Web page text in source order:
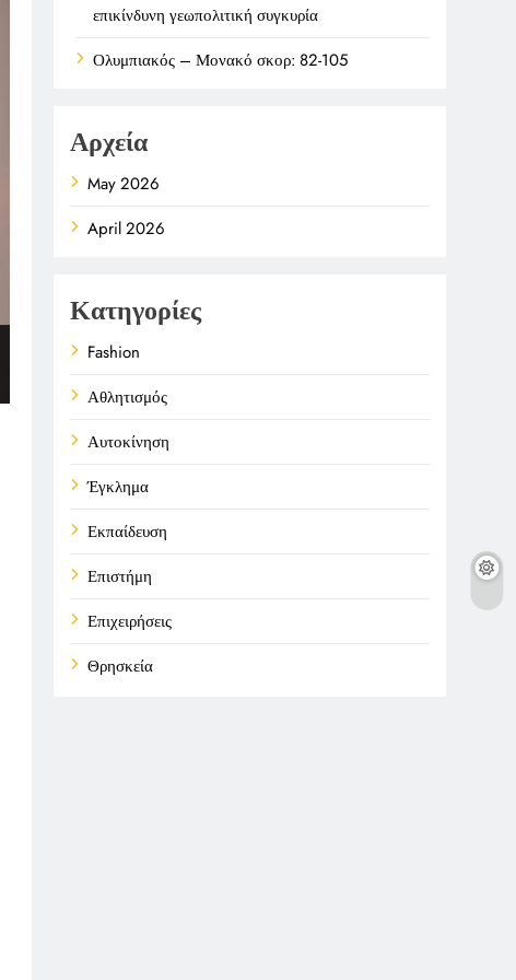
επικίνδυνη γεωπολιτική συγκυρία
Ολυμπιακός – Μονακό σκορ: 82-105
Αρχεία
May 2026
April 2026
Κατηγορίες
Fashion
Αθλητισμός
Αυτοκίνηση
Έγκλημα
Εκπαίδευση
Επιστήμη
Επιχειρήσεις
Θρησκεία